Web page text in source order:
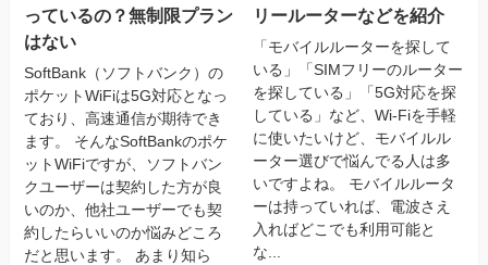
っているの？無制限プラン
はない
SoftBank（ソフトバンク）の
ポケットWiFiは5G対応となっ
ており、高速通信が期待でき
ます。 そんなSoftBankのポケ
ットWiFiですが、ソフトバン
クユーザーは契約した方が良
いのか、他社ユーザーでも契
約したらいいのか悩みどころ
だと思います。 あまり知ら
リールーターなどを紹介
「モバイルルーターを探して
いる」「SIMフリーのルーター
を探している」「5G対応を探
している」など、Wi-Fiを手軽
に使いたいけど、モバイルル
ーター選びで悩んでる人は多
いですよね。 モバイルルータ
ーは持っていれば、電波さえ
入ればどこでも利用可能と
な...